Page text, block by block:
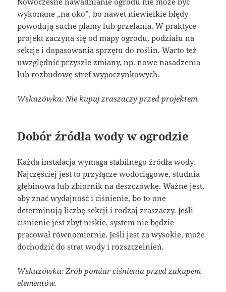
wykonane „na oko”, bo nawet niewielkie błędy
powodują suche plamy lub przelania. W praktyce
projekt zaczyna się od mapy ogrodu, podziału na
sekcje i dopasowania sprzętu do roślin. Warto też
uwzględnić przyszłe zmiany, np. nowe nasadzenia
lub rozbudowę stref wypoczynkowych.
Wskazówka: Nie kupuj zraszaczy przed projektem.
Dobór źródła wody w ogrodzie
Każda instalacja wymaga stabilnego źródła wody.
Najczęściej jest to przyłącze wodociągowe, studnia
głębinowa lub zbiornik na deszczówkę. Ważne jest,
aby znać wydajność i ciśnienie, bo to one
determinują liczbę sekcji i rodzaj zraszaczy. Jeśli
ciśnienie jest zbyt niskie, system nie będzie
pracował równomiernie. Jeśli jest za wysokie, może
dochodzić do strat wody i rozszczelnień.
Wskazówka: Zrób pomiar ciśnienia przed zakupem
elementów.